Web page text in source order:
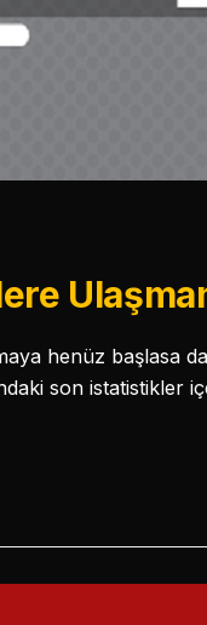
henüz başlasa
son istatistikler